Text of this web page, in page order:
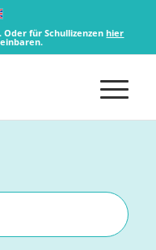
für Schullizenzenhier